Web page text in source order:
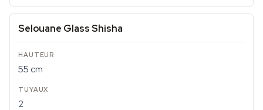
Selouane Glass Shisha
55 cm
2